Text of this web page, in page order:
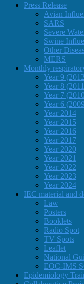
Press Release
Avian
SARS
Severe
Swine
Other
MERS
Monthly
Year 9
Year 8
Year 7
Year 6
Year 2014
Year 2015
Year 2016
Year 2017
Year 2020
Year 2021
Year 2022
Year 2023
Year 2024
IEC material and
Law
Posters
Booklets
Radio Spot
TV Spots
Leaflet
National
EOC-IMS
Epidemiology